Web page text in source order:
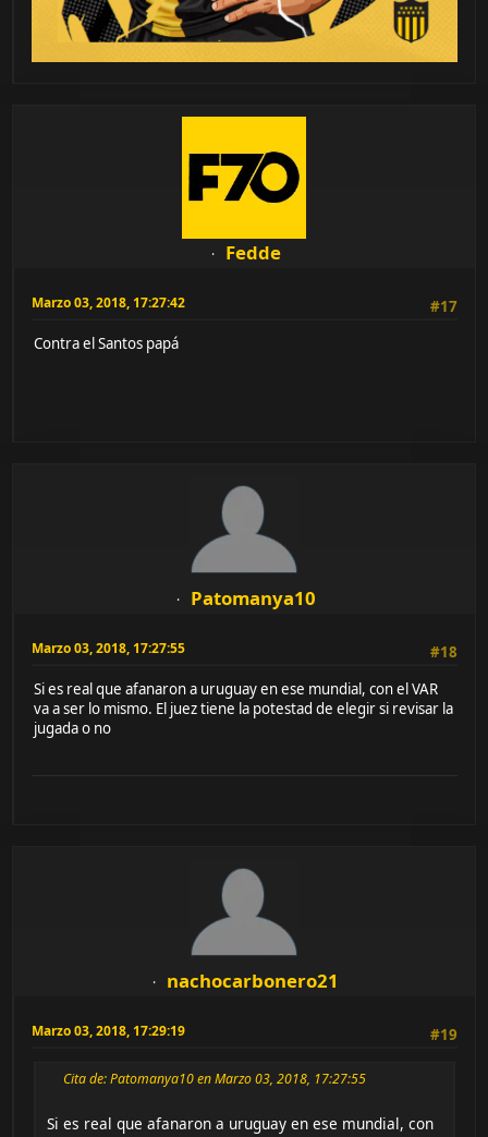
Fedde
Marzo 03, 2018, 17:27:42
#17
Contra el Santos papá
Patomanya10
Marzo 03, 2018, 17:27:55
#18
Si es real que afanaron a uruguay en ese mundial, con el VAR
va a ser lo mismo. El juez tiene la potestad de elegir si revisar la
jugada o no
nachocarbonero21
Marzo 03, 2018, 17:29:19 #19
Cita de: Patomanya10 en Marzo 03, 2018, 17:27:55
Si es real que afanaron a uruguay en ese mundial, con